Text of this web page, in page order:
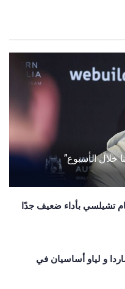
خلال الأسبوع”
تشيلسي بأداء ضعيف جدًا
و لياو أساسيان في